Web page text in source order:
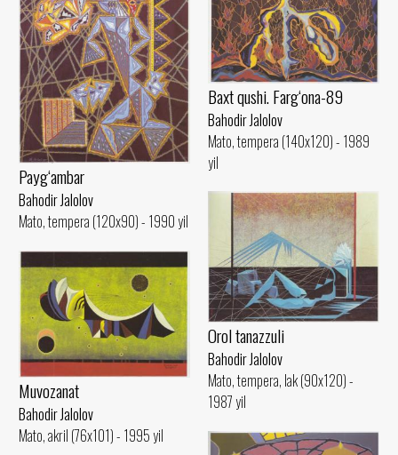
Baxt qushi. Farg‘ona-89
Bahodir Jalolov
Mato, tempera (140x120) - 1989
yil
Payg‘ambar
Bahodir Jalolov
Mato, tempera (120x90) - 1990 yil
Orol tanazzuli
Bahodir Jalolov
Mato, tempera, lak (90x120) -
1987 yil
Muvozanat
Bahodir Jalolov
Mato, akril (76x101) - 1995 yil